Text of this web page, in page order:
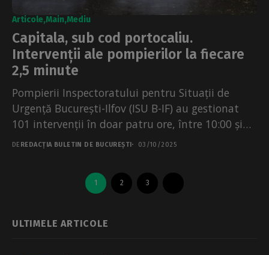
Articole Main Mediu
Capitala, sub cod portocaliu.
Intervenții ale pompierilor la fiecare
2,5 minute
Pompierii Inspectoratului pentru Situații de
Urgență București-Ilfov (ISU B-IF) au gestionat
101 intervenții în doar patru ore, între 10:00 și
14:00, vineri, 3...
DE REDACȚIA BULETIN DE BUCUREȘTI 03/10/2025
1 2 3
ULTIMELE ARTICOLE